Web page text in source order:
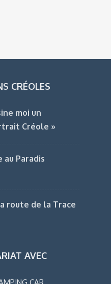
CRÉOLES
moi un
Créole »
au Paradis
route de la Trace
AVEC